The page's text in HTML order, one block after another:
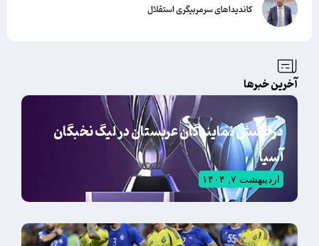
کاندیداهای سرمربیگری استقلال
آخرین خبرها
درخشش نمایندگان عربستان در لیگ نخبگان
آسیا
اردیبهشت ۷, ۱۴۰۴